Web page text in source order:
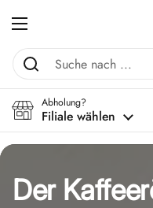
Menü öffnen
Abholung?
Filiale wählen
Der